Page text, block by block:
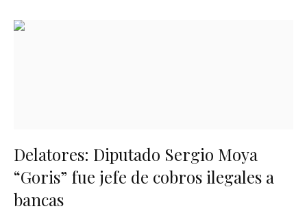
Delatores: Diputado Sergio Moya
“Goris” fue jefe de cobros ilegales a
bancas